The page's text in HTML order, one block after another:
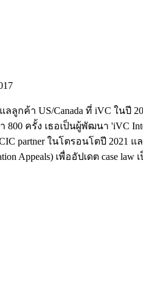
า US/Canada ที่ iVC ในปี
ครั้ง เธอเป็นผู้พัฒนา 'iVC
partner ในโตรอนโตปี 2021
Appeals) เพื่ออัปเดต case law